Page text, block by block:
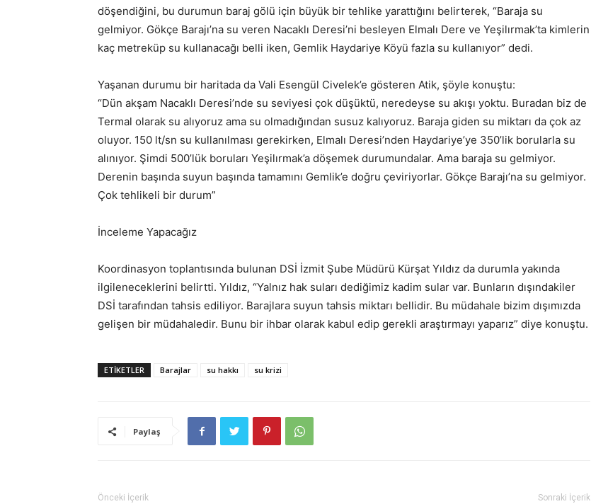
döşendiğini, bu durumun baraj gölü için büyük bir tehlike yarattığını belirterek, “Baraja su
gelmiyor. Gökçe Barajı’na su veren Nacaklı Deresi’ni besleyen Elmalı Dere ve Yeşilırmak’ta kimlerin
kaç metreküp su kullanacağı belli iken, Gemlik Haydariye Köyü fazla su kullanıyor” dedi.
Yaşanan durumu bir haritada da Vali Esengül Civelek’e gösteren Atik, şöyle konuştu:
“Dün akşam Nacaklı Deresi’nde su seviyesi çok düşüktü, neredeyse su akışı yoktu. Buradan biz de
Termal olarak su alıyoruz ama su olmadığından susuz kalıyoruz. Baraja giden su miktarı da çok az
oluyor. 150 lt/sn su kullanılması gerekirken, Elmalı Deresi’nden Haydariye’ye 350’lik borularla su
alınıyor. Şimdi 500’lük boruları Yeşilırmak’a döşemek durumundalar. Ama baraja su gelmiyor.
Derenin başında suyun başında tamamını Gemlik’e doğru çeviriyorlar. Gökçe Barajı’na su gelmiyor.
Çok tehlikeli bir durum”
İnceleme Yapacağız
Koordinasyon toplantısında bulunan DSİ İzmit Şube Müdürü Kürşat Yıldız da durumla yakında
ilgileneceklerini belirtti. Yıldız, “Yalnız hak suları dediğimiz kadim sular var. Bunların dışındakiler
DSİ tarafından tahsis ediliyor. Barajlara suyun tahsis miktarı bellidir. Bu müdahale bizim dışımızda
gelişen bir müdahaledir. Bunu bir ihbar olarak kabul edip gerekli araştırmayı yaparız” diye konuştu.
ETIKETLER Barajlar su hakkı su krizi
Paylaş
Önceki İçerik Sonraki İçerik